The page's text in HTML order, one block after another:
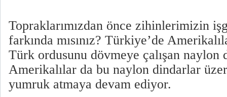
Topraklarımızdan önce zihinlerimizin
farkında mısınız? Türkiye’de
Türk ordusunu dövmeye çalışan naylon
Amerikalılar da bu naylon dindarlar
yumruk atmaya devam ediyor.